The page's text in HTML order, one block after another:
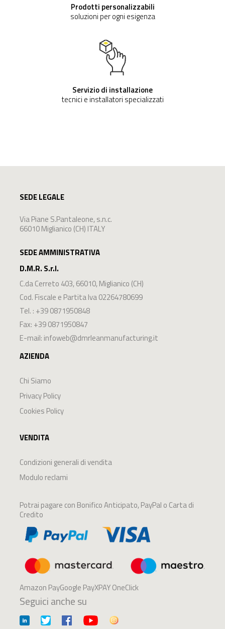
Prodotti personalizzabili
soluzioni per ogni esigenza
Servizio di installazione
tecnici e installatori specializzati
SEDE LEGALE
Via Piane S.Pantaleone, s.n.c.
66010 Miglianico (CH) ITALY
SEDE AMMINISTRATIVA
D.M.R. S.r.l.
C.da Cerreto 403,66010,Miglianico (CH)
Cod. Fiscale e Partita Iva 02264780699
Tel. : +39 0871950848
Fax: +39 0871950847
E-mail: infoweb@dmrleanmanufacturing.it
AZIENDA
Chi Siamo
Privacy Policy
Cookies Policy
VENDITA
Condizioni generali di vendita
Modulo reclami
Potrai pagare con Bonifico Anticipato, PayPal o Carta di
Credito
Amazon PayGoogle PayXPAY OneClick
Seguici anche su